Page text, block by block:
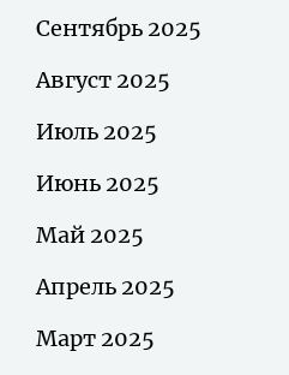
Сентябрь 2025
Август 2025
Июль 2025
Июнь 2025
Май 2025
Апрель 2025
Март 2025